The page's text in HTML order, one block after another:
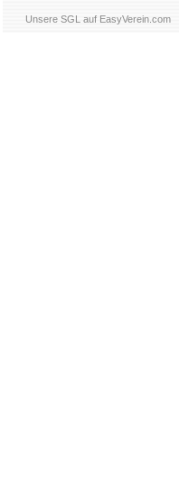
Unsere SGL auf EasyVerein.com